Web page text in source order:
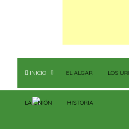
INICIO EL ALGAR LOS
LA UNIÓN HISTORIA